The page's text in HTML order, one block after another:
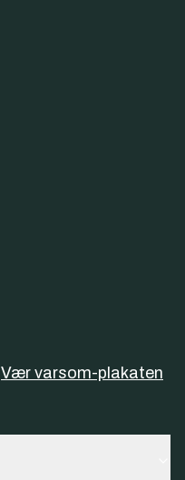
Vær varsom-plakaten